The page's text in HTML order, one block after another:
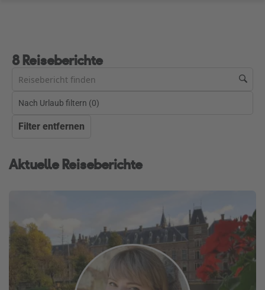
8 Reiseberichte
Nach Urlaub filtern (0)
Filter entfernen
Aktuelle Reiseberichte